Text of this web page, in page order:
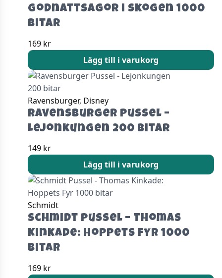
Godnattsagor i skogen 1000
bitar
169 kr
Lägg till i varukorg
Ravensburger, Disney
Ravensburger Pussel –
Lejonkungen 200 bitar
149 kr
Lägg till i varukorg
Schmidt
Schmidt Pussel – Thomas
Kinkade: Hoppets Fyr 1000
bitar
169 kr